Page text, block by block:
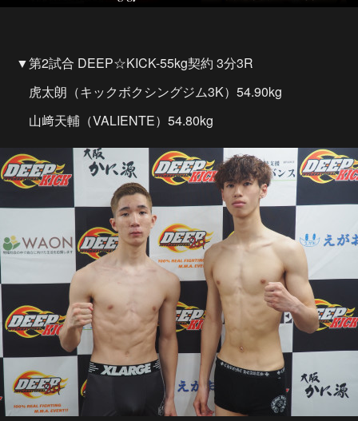
▼第2試合 DEEP☆KICK-55kg契約 3分3R
虎太朗（キックボクシングジム3K）54.90kg
山﨑天輔（VALIENTE）54.80kg